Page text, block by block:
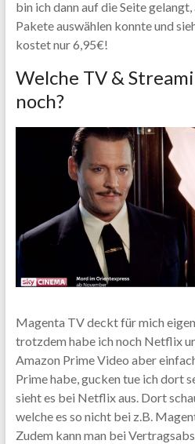
bin ich dann auf die Seite
Pakete auswählen konnte und
kostet nur 6,95€!
Welche TV &
noch?
Magenta TV deckt für mich
trotzdem habe ich noch Netflix
Amazon Prime Video aber
Prime habe, gucken tue ich dort
sieht es bei Netflix aus. Dort
welche es so nicht bei z.B.
Zudem kann man bei